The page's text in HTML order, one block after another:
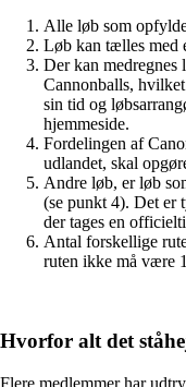
Alle løb som
Løb kan tælles med
Der kan medregnes
Cannonballs,
sin tid og
hjemmeside.
Fordelingen af
udlandet, skal
Andre løb, er løb
(se punkt 4). Det er
der tages en
Antal forskellige
ruten ikke må være
Hvorfor alt det
Flere medlemmer har